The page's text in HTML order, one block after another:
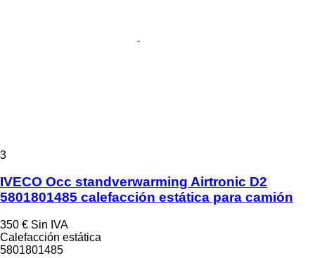
3
IVECO Occ standverwarming Airtronic D2
5801801485 calefacción estática para camión
350 € Sin IVA
Calefacción estática
5801801485